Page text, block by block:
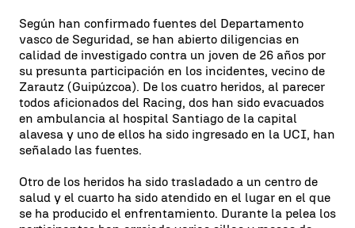
Según han confirmado fuentes del Departamento
vasco de Seguridad, se han abierto diligencias en
calidad de investigado contra un joven de 26 años por
su presunta participación en los incidentes, vecino de
Zarautz (Guipúzcoa). De los cuatro heridos, al parecer
todos aficionados del Racing, dos han sido evacuados
en ambulancia al hospital Santiago de la capital
alavesa y uno de ellos ha sido ingresado en la UCI, han
señalado las fuentes.
Otro de los heridos ha sido trasladado a un centro de
salud y el cuarto ha sido atendido en el lugar en el que
se ha producido el enfrentamiento. Durante la pelea los